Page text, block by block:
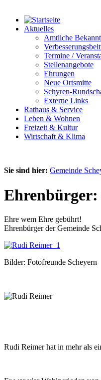
Aktuelles
Amtliche
Termine /
Stellenangebote
Ehrungen
Neue Ortsmitte
Schyren-
Externe Links
Rathaus & Service
Leben & Wohnen
Freizeit & Kultur
Wirtschaft & Klima
Sie sind hier: Gemeinde
Ehre wem Ehre gebührt!
Ehrenbürger der Gemeinde
Bilder: Fotofreunde Scheyern
Rudi Reimer hat in mehr als